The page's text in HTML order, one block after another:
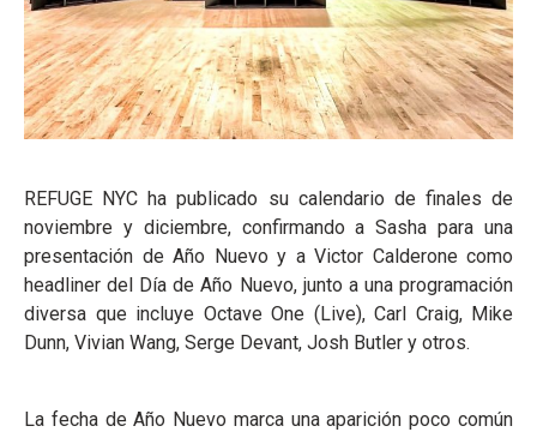
REFUGE NYC ha publicado su calendario de finales de
noviembre y diciembre, confirmando a Sasha para una
presentación de Año Nuevo y a Victor Calderone como
headliner del Día de Año Nuevo, junto a una programación
diversa que incluye Octave One (Live), Carl Craig, Mike
Dunn, Vivian Wang, Serge Devant, Josh Butler y otros.
La fecha de Año Nuevo marca una aparición poco común